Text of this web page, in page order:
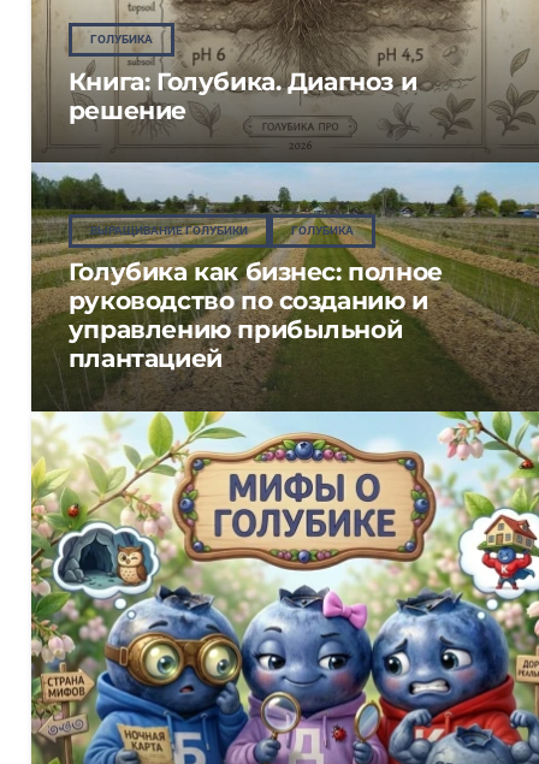
ГОЛУБИКА
Книга: Голубика. Диагноз и
решение
ВЫРАЩИВАНИЕ ГОЛУБИКИ ГОЛУБИКА
Голубика как бизнес: полное
руководство по созданию и
управлению прибыльной
плантацией